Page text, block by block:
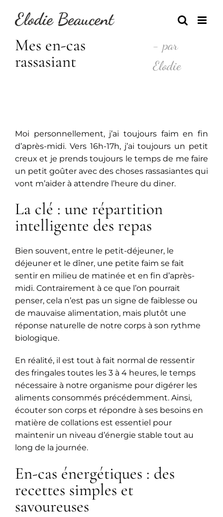
Mes en-cas
rassasiant
- par
Elodie
Moi personnellement, j’ai toujours faim en fin
d’après-midi. Vers 16h-17h, j’ai toujours un petit
creux et je prends toujours le temps de me faire
un petit goûter avec des choses rassasiantes qui
vont m’aider à attendre l’heure du diner.
La clé : une répartition
intelligente des repas
Bien souvent, entre le petit-déjeuner, le
déjeuner et le dîner, une petite faim se fait
sentir en milieu de matinée et en fin d’après-
midi. Contrairement à ce que l’on pourrait
penser, cela n’est pas un signe de faiblesse ou
de mauvaise alimentation, mais plutôt une
réponse naturelle de notre corps à son rythme
biologique.
En réalité, il est tout à fait normal de ressentir
des fringales toutes les 3 à 4 heures, le temps
nécessaire à notre organisme pour digérer les
aliments consommés précédemment. Ainsi,
écouter son corps et répondre à ses besoins en
matière de collations est essentiel pour
maintenir un niveau d’énergie stable tout au
long de la journée.
En-cas énergétiques : des
recettes simples et
savoureuses